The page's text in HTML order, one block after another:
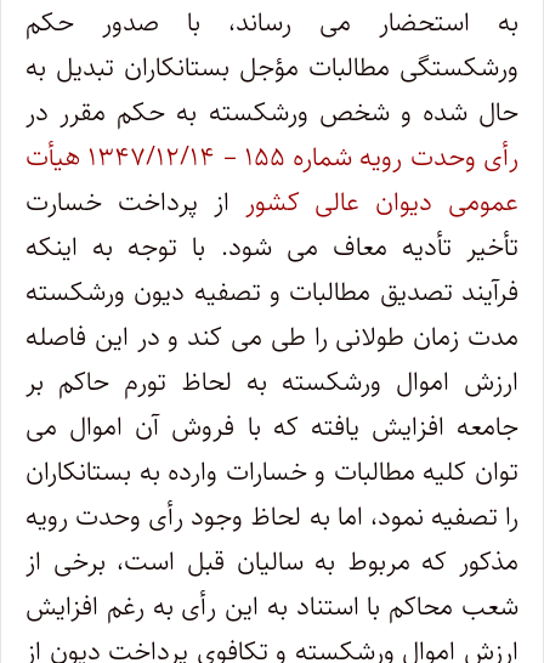
به استحضار می رساند، با صدور حکم
ورشکستگی مطالبات مؤجل بستانکاران تبدیل به
حال شده و شخص ورشکسته به حکم مقرر در
رأی وحدت رویه شماره ۱۵۵ – ۱۳۴۷/۱۲/۱۴ هیأت
عمومی دیوان عالی کشور از پرداخت خسارت
تأخیر تأدیه معاف می شود. با توجه به اینکه
فرآیند تصدیق مطالبات و تصفیه دیون ورشکسته
مدت زمان طولانی را طی می کند و در این فاصله
ارزش اموال ورشکسته به لحاظ تورم حاکم بر
جامعه افزایش یافته که با فروش آن اموال می
توان کلیه مطالبات و خسارات وارده به بستانکاران
را تصفیه نمود، اما به لحاظ وجود رأی وحدت رویه
مذکور که مربوط به سالیان قبل است، برخی از
شعب محاکم با استناد به این رأی به رغم افزایش
ارزش اموال ورشکسته و تکافوی پرداخت دیون از